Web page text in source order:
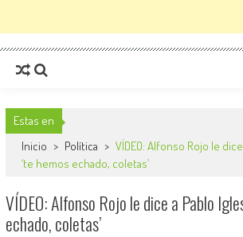
Estas en
Inicio > Política > VÍDEO: Alfonso Rojo le
‘te hemos echado, coletas’
VÍDEO: Alfonso Rojo le dice a Pablo
echado, coletas’